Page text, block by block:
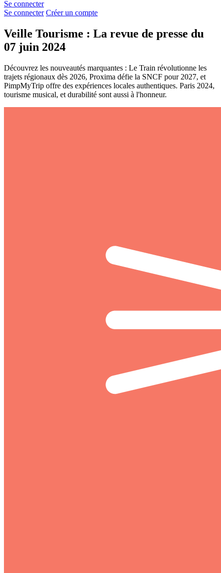
Se connecter
Se connecter Créer un compte
Veille Tourisme : La revue de presse du
07 juin 2024
Découvrez les nouveautés marquantes : Le Train révolutionne les
trajets régionaux dès 2026, Proxima défie la SNCF pour 2027, et
PimpMyTrip offre des expériences locales authentiques. Paris 2024,
tourisme musical, et durabilité sont aussi à l'honneur.